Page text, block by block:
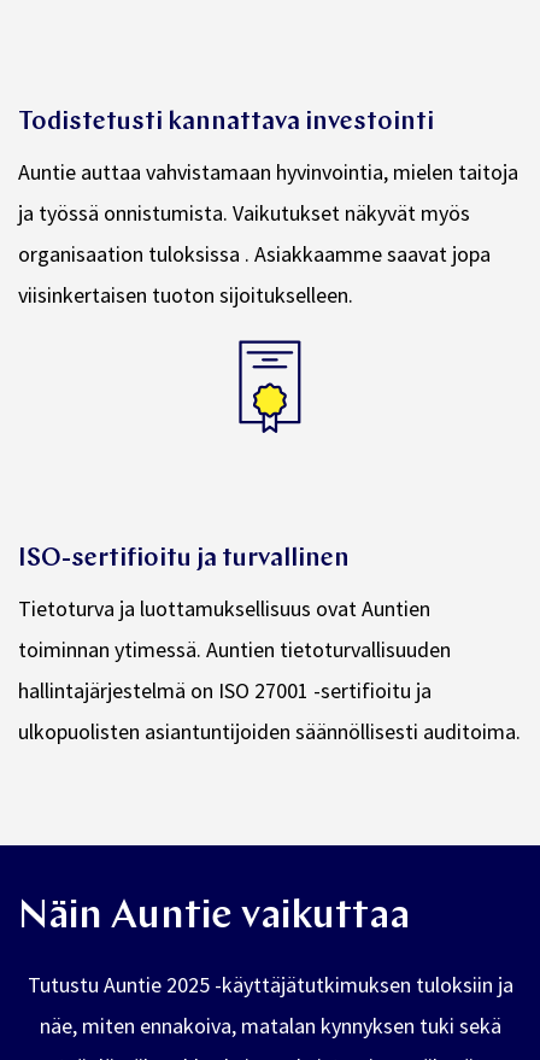
Todistetusti kannattava investointi
Auntie auttaa vahvistamaan hyvinvointia, mielen taitoja
ja työssä onnistumista. Vaikutukset näkyvät myös
organisaation tuloksissa . Asiakkaamme saavat jopa
viisinkertaisen tuoton sijoitukselleen.
ISO-sertifioitu ja turvallinen
Tietoturva ja luottamuksellisuus ovat Auntien
toiminnan ytimessä. Auntien tietoturvallisuuden
hallintajärjestelmä on ISO 27001 -sertifioitu ja
Näin Auntie vaikuttaa
Tutustu Auntie 2025 -käyttäjätutkimuksen tuloksiin ja